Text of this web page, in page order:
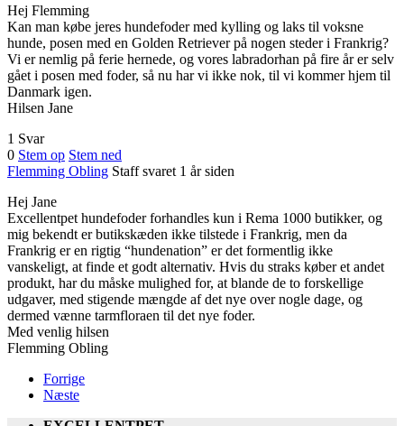
Hej Flemming
Kan man købe jeres hundefoder med kylling og laks til voksne
hunde, posen med en Golden Retriever på nogen steder i Frankrig?
Vi er nemlig på ferie hernede, og vores labradorhan på fire år er selv
gået i posen med foder, så nu har vi ikke nok, til vi kommer hjem til
Danmark igen.
Hilsen Jane
1 Svar
0 Stem op Stem ned
Flemming Obling Staffsvaret 1 år siden
Hej Jane
Excellentpet hundefoder forhandles kun i Rema 1000 butikker, og
mig bekendt er butikskæden ikke tilstede i Frankrig, men da
Frankrig er en rigtig “hundenation” er det formentlig ikke
vanskeligt, at finde et godt alternativ. Hvis du straks køber et andet
produkt, har du måske mulighed for, at blande de to forskellige
udgaver, med stigende mængde af det nye over nogle dage, og
dermed vænne tarmfloraen til det nye foder.
Med venlig hilsen
Flemming Obling
Forrige
Næste